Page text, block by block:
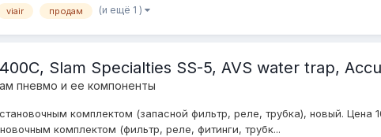
viair продам (и ещё 1 )
Slam Specialties SS-5, AVS water trap,
пневмо и ее компоненты
комплектом (запасной фильтр, реле, трубка), новый.
комплектом (фильтр, реле, фитинги, трубк...